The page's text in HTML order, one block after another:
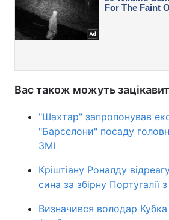
Вас також можуть
"Шахтар" запропонував
"Барселони" посаду
ЗМІ
Кріштіану Роналду
сина за збірну Португалії
Визначився володар Кубка